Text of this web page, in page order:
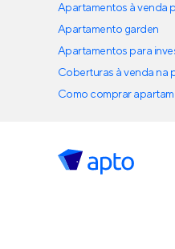
Apartamentos à venda
Apartamento garden
Apartamentos para
Coberturas à venda na
Como comprar